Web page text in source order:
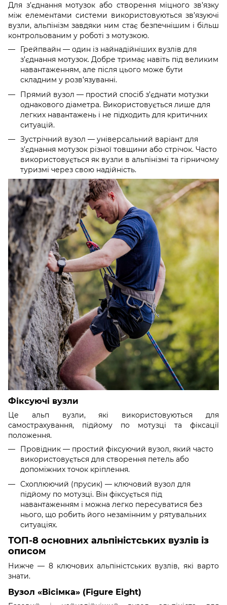
Для з’єднання мотузок або створення міцного зв’язку
між елементами системи використовуються зв’язуючі
вузли, альпінізм завдяки ним стає безпечнішим і більш
контрольованим у роботі з мотузкою.
Грейпвайн — один із найнадійніших вузлів для
з’єднання мотузок. Добре тримає навіть під великим
навантаженням, але після цього може бути
складним у розв’язуванні.
Прямий вузол — простий спосіб з’єднати мотузки
однакового діаметра. Використовується лише для
легких навантажень і не підходить для критичних
ситуацій.
Зустрічний вузол — універсальний варіант для
з’єднання мотузок різної товщини або стрічок. Часто
використовується як вузли в альпінізмі та гірничому
туризмі через свою надійність.
Фіксуючі вузли
Це альп вузли, які використовуються для
самострахування, підйому по мотузці та фіксації
положення.
Провідник — простий фіксуючий вузол, який часто
використовується для створення петель або
допоміжних точок кріплення.
Схоплюючий (прусик) — ключовий вузол для
підйому по мотузці. Він фіксується під
навантаженням і можна легко пересуватися без
нього, що робить його незамінним у рятувальних
ситуаціях.
ТОП-8 основних альпіністських вузлів із
описом
Нижче — 8 ключових альпіністських вузлів, які варто
знати.
Вузол «Вісімка» (Figure Eight)